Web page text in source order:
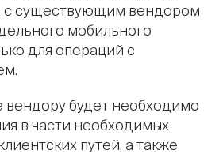
с существующим вендором
мобильного
для операций с
вендору будет необходимо
в части необходимых
путей, а также